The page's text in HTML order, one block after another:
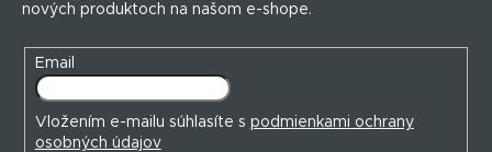
nových produktoch na našom e-shope.
Email
Vložením e-mailu súhlasíte s podmienkami ochrany
osobných údajov